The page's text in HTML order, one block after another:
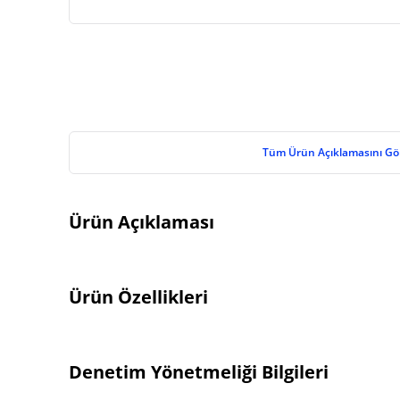
Tüm Ürün Açıklamasını
Ürün Açıklaması
Ürün Özellikleri
Denetim Yönetmeliği Bilgileri